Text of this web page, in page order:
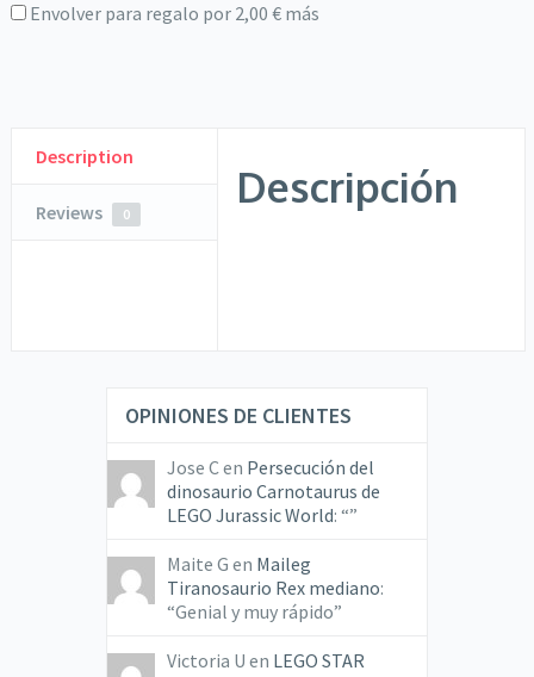
Envolver para regalo por 2,00 €más
Description
Reviews 0
Descripción
OPINIONES DE CLIENTES
Jose Cen Persecución del
dinosaurio Carnotaurus de
LEGO Jurassic World: “”
Maite G en Maileg
Tiranosaurio Rex mediano:
“Genial y muy rápido”
Victoria U en LEGO STAR